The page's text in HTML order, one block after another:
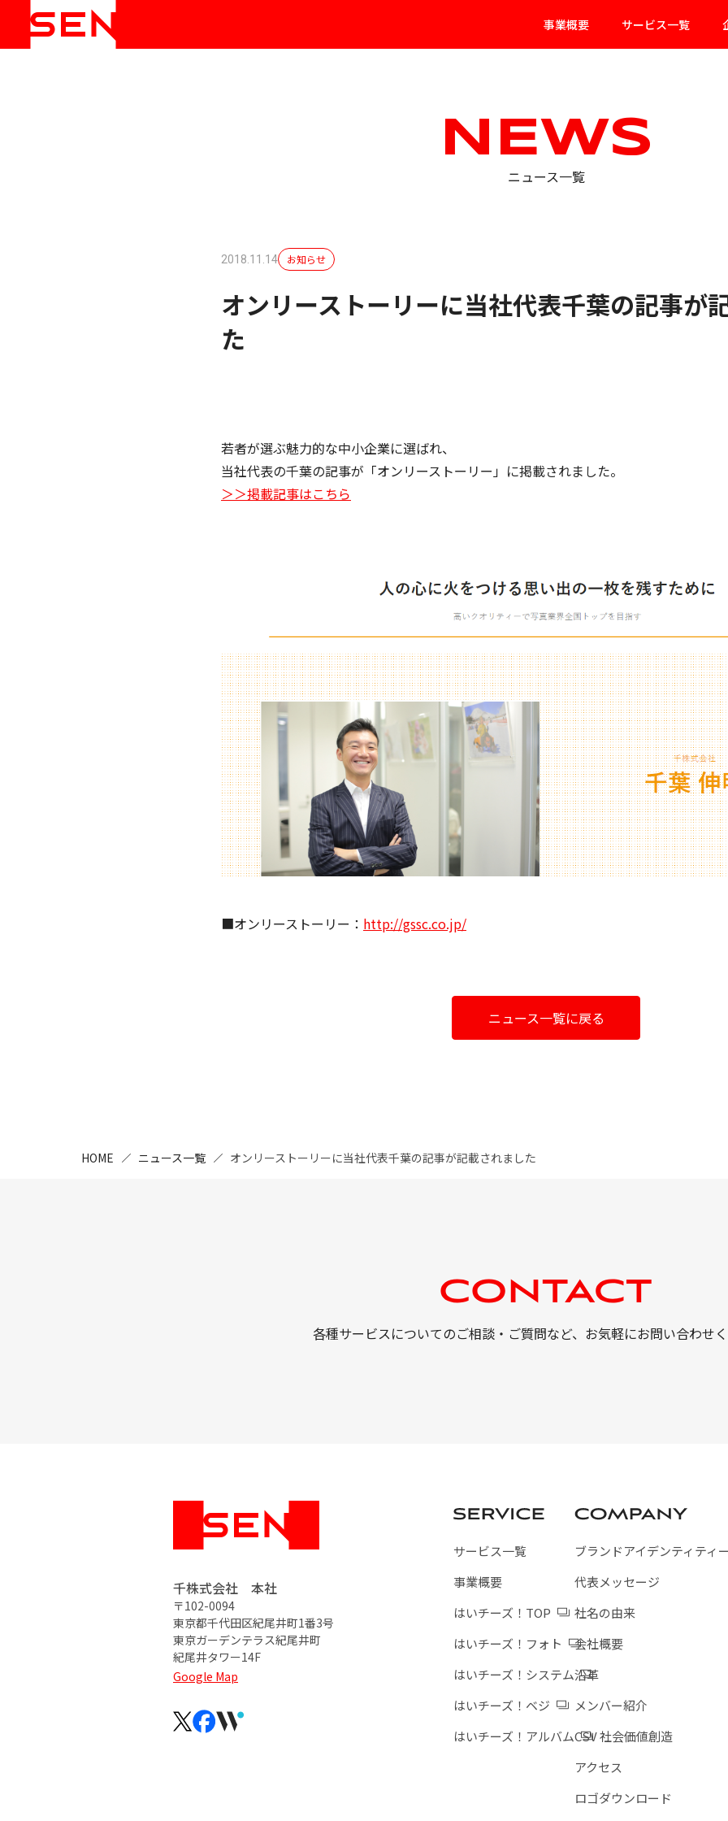
事業概要 サービス一覧
NEWS
ニュース一覧
2018.11.14 お知らせ
オンリーストーリーに当社代表千葉の記事が
た
若者が選ぶ魅力的な中小企業に選ばれ、
当社代表の千葉の記事が「オンリーストーリー」に掲載されました。
＞＞掲載記事はこちら
■オンリーストーリー： http://gssc.co.jp/
ニュース一覧に戻る
HOME ニュース一覧 オンリーストーリーに当社代表千葉の記事が記載されました
各種サービスについてのご相談・ご質問など、 お気軽にお問い合わせ
千株式会社 本社
〒102-0094
東京都千代田区紀尾井町1番3号
東京ガーデンテラス紀尾井町
紀尾井タワー14F
Google Map
サービス一覧
事業概要
はいチーズ！TOP
はいチーズ！フォト
はいチーズ！システム
はいチーズ！ベジ
はいチーズ！アルバム
ブランドアイデンティティ
代表メッセージ
社名の由来
会社概要
沿革
メンバー紹介
CSV 社会価値創造
アクセス
ロゴダウンロード